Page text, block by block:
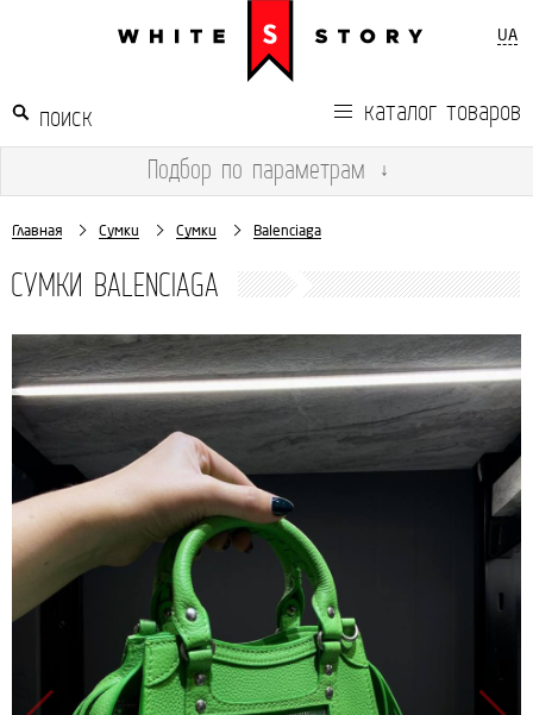
UA
каталог товаров
Подбор по параметрам ↓
Главная Сумки Сумки Balenciaga
СУМКИ BALENCIAGA